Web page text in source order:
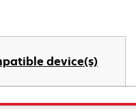
device(s)